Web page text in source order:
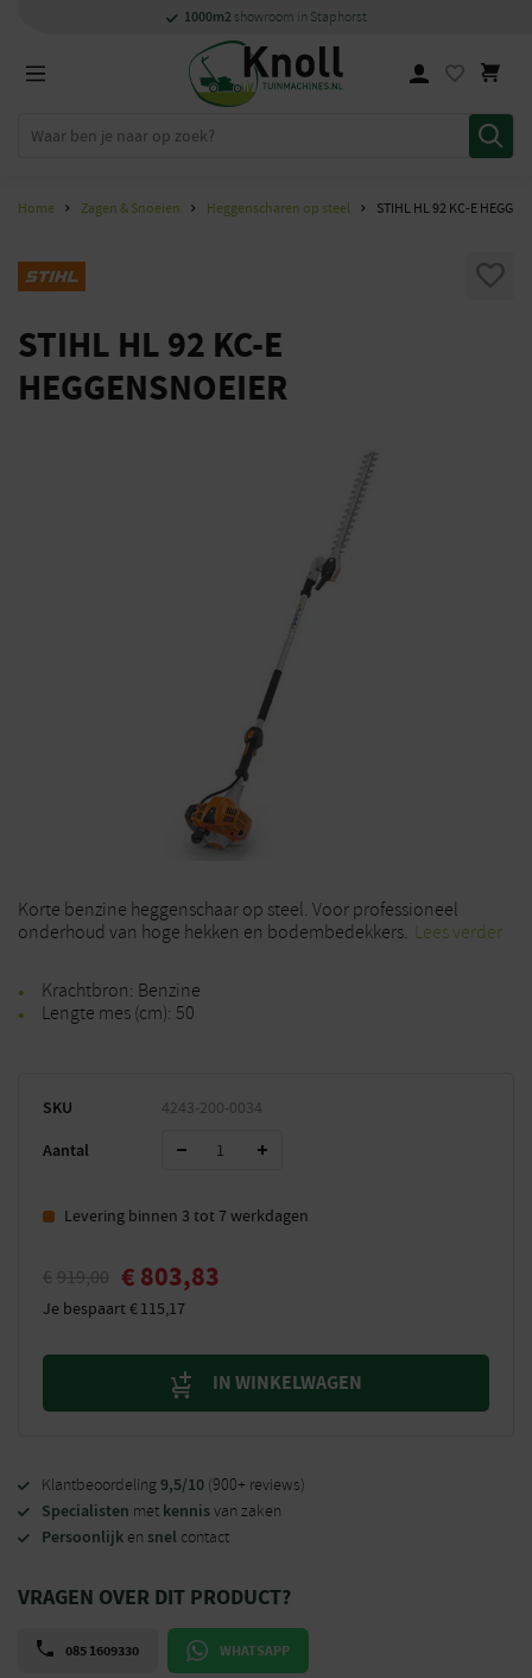
Specialistenmet kennis van zaken
1000m2showroom in Staphorst
Persoonlijkensnel contact
Home Zagen & Snoeien Heggenscharen op steel STIHL HL 92 KC-E
STIHL HL 92 KC-E
HEGGENSNOEIER
Korte benzine heggenschaar op steel. Voor professioneel
onderhoud van hoge hekken en bodembedekkers. Lees verder
Krachtbron: Benzine
Lengte mes (cm): 50
SKU 4243-200-0034
Aantal
Levering binnen 3 tot 7 werkdagen
€ 919,00 € 803,83
Je bespaart€115,17
IN WINKELWAGEN
Klantbeoordeling9,5/10 (900+ reviews)
Specialisten met kennisvan zaken
Persoonlijk en snel contact
VRAGEN OVER DIT PRODUCT?
085 1609330 WHATSAPP